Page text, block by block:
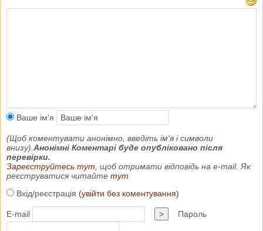
Ваше ім'я
(Щоб коментувати анонімно, введіть ім'я і символи
внизу). Анонімні Коментарі буде опубліковано після
перевірки.
Зареєструйтесь тут , щоб отримати відповідь на e-mail. Як
реєструватися читайте тут
Вхід/реєстрація (увійти без коментування)
E-mail > Пароль